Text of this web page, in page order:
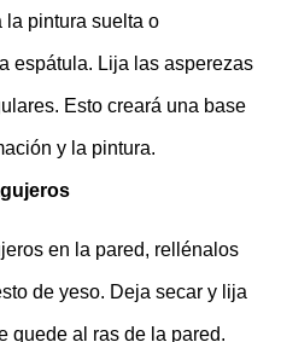
la pintura suelta o
espátula. Lija las asperezas
Esto creará una base
y la pintura.
en la pared, rellénalos
de yeso. Deja secar y lija
quede al ras de la pared.